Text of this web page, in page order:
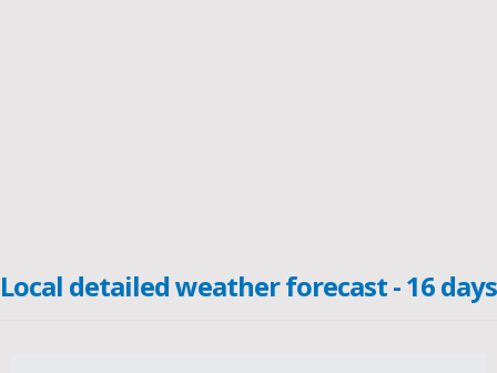
Local detailed weather forecast - 16 days